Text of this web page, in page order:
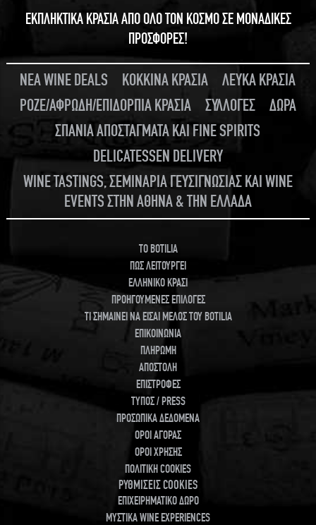
ΕΚΠΛΗΚΤΙΚΑ ΚΡΑΣΙΑ ΑΠΟ ΟΛΟ ΤΟΝ ΚΟΣΜΟ ΣΕ ΜΟΝΑΔΙΚΕΣ
ΠΡΟΣΦΟΡΕΣ!
ΝΕΑ WINE DEALS ΚΟΚΚΙΝΑ ΚΡΑΣΙΑ
ΛΕΥΚΑ ΚΡΑΣΙΑ
ΡΟΖΕ/ΑΦΡΩΔΗ/ΕΠΙΔΟΡΠΙΑ ΚΡΑΣΙΑ
ΣΥΛΛΟΓΕΣ
ΔΩΡΑ
ΣΠΑΝΙΑ ΑΠΟΣΤΑΓΜΑΤΑ ΚΑΙ FINE SPIRITS
DELICATESSEN DELIVERY
WINE TASTINGS, ΣΕΜΙΝΑΡΙΑ ΓΕΥΣΙΓΝΩΣΙΑΣ ΚΑΙ WINE
EVENTS ΣΤΗΝ ΑΘΗΝΑ & ΤΗΝ ΕΛΛΑΔΑ
TO BOTILIA
ΠΩΣ ΛΕΙΤΟΥΡΓΕΙ
ΕΛΛΗΝΙΚΟ ΚΡΑΣΙ
ΠΡΟΗΓΟΥΜΕΝΕΣ ΕΠΙΛΟΓΕΣ
ΤΙ ΣΗΜΑΙΝΕΙ ΝΑ ΕΙΣΑΙ ΜΕΛΟΣ ΤΟΥ BOTILIA
ΕΠΙΚΟΙΝΩΝΙΑ
ΠΛΗΡΩΜΗ
ΑΠΟΣΤΟΛΗ
ΕΠΙΣΤΡΟΦΕΣ
ΤΥΠΟΣ / PRESS
ΠΡΟΣΩΠΙΚΑ ΔΕΔΟΜΕΝΑ
ΟΡΟΙ ΑΓΟΡΑΣ
ΟΡΟΙ ΧΡΗΣΗΣ
ΠΟΛΙΤΙΚΗ COOKIES
ΡΥΘΜΙΣΕΙΣ COOKIES
ΕΠΙΧΕΙΡΗΜΑΤΙΚΟ ΔΩΡΟ
ΜΥΣΤΙΚΑ WINE EXPERIENCES